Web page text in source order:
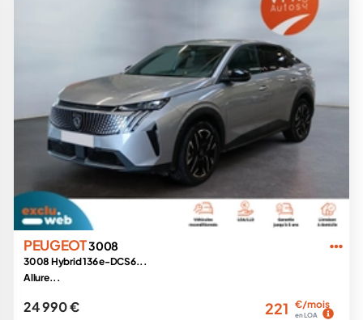
PEUGEOT3008
3008 Hybrid 136 e-DCS6...
Allure...
24 990 € 221 €/mois
en LOA